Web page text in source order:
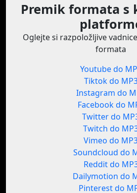
Premik formata s
Oglejte si razpoložljive
formata
Youtube do
Tiktok do
Instagram do
Facebook do
Twitter do
Twitch do
Vimeo do
Soundcloud do
Reddit do
Dailymotion do
Pinterest do